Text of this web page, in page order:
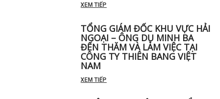
XEM TIẾP
TỔNG GIÁM ĐỐC KHU VỰC HẢI
NGOẠI – ÔNG DỤ MINH BA
ĐẾN THĂM VÀ LÀM VIỆC TẠI
CÔNG TY THIÊN BANG VIỆT
NAM
XEM TIẾP